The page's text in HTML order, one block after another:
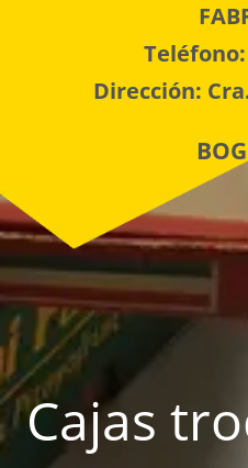
Teléfono:
Dirección:
Cajas